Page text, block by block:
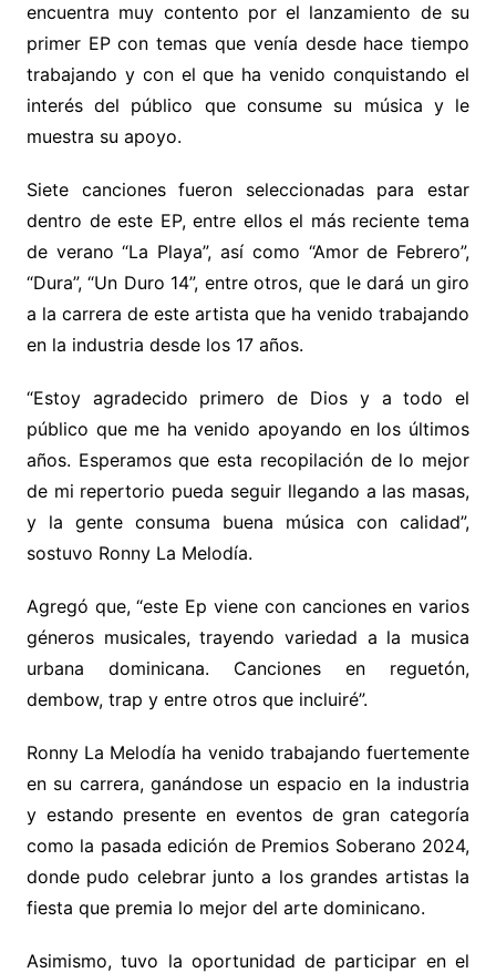
encuentra muy contento por el lanzamiento de su
primer EP con temas que venía desde hace tiempo
trabajando y con el que ha venido conquistando el
interés del público que consume su música y le
muestra su apoyo.
Siete canciones fueron seleccionadas para estar
dentro de este EP, entre ellos el más reciente tema
de verano “La Playa”, así como “Amor de Febrero”,
“Dura”, “Un Duro 14”, entre otros, que le dará un giro
a la carrera de este artista que ha venido trabajando
en la industria desde los 17 años.
“Estoy agradecido primero de Dios y a todo el
público que me ha venido apoyando en los últimos
años. Esperamos que esta recopilación de lo mejor
de mi repertorio pueda seguir llegando a las masas,
y la gente consuma buena música con calidad”,
sostuvo Ronny La Melodía.
Agregó que, “este Ep viene con canciones en varios
géneros musicales, trayendo variedad a la musica
urbana dominicana. Canciones en reguetón,
dembow, trap y entre otros que incluiré”.
Ronny La Melodía ha venido trabajando fuertemente
en su carrera, ganándose un espacio en la industria
y estando presente en eventos de gran categoría
como la pasada edición de Premios Soberano 2024,
donde pudo celebrar junto a los grandes artistas la
fiesta que premia lo mejor del arte dominicano.
Asimismo, tuvo la oportunidad de participar en el